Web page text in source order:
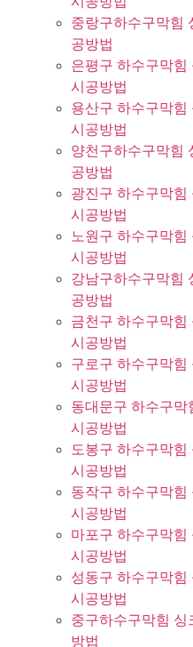
중랑구하수구막힘
공방법
은평구 하수구막힘
시공방법
용산구 하수구막힘
시공방법
양천구하수구막힘
공방법
광진구 하수구막힘
시공방법
노원구 하수구막
시공방법
강남구하수구막힘
공방법
금천구 하수구막힘
시공방법
구로구 하수구막힘
시공방법
동대문구 하수구막
시공방법
도봉구 하수구막
시공방법
동작구 하수구막힘
시공방법
마포구 하수구막힘
시공방법
성동구 하수구막힘
시공방법
중구하수구막힘 싱
방법